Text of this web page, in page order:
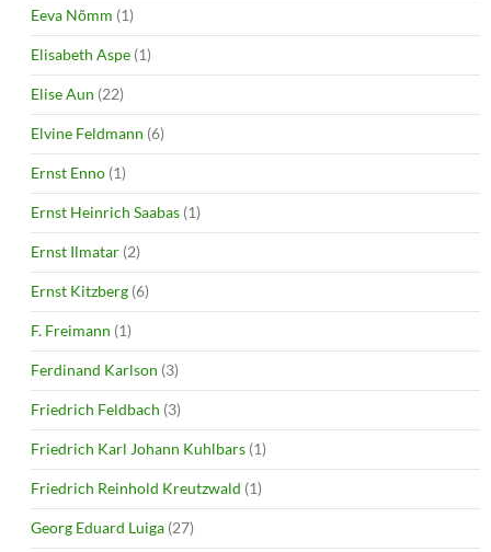
Eeva Nõmm (1)
Elisabeth Aspe (1)
Elise Aun (22)
Elvine Feldmann (6)
Ernst Enno (1)
Ernst Heinrich Saabas (1)
Ernst Ilmatar (2)
Ernst Kitzberg (6)
F. Freimann (1)
Ferdinand Karlson (3)
Friedrich Feldbach (3)
Friedrich Karl Johann Kuhlbars (1)
Friedrich Reinhold Kreutzwald (1)
Georg Eduard Luiga (27)